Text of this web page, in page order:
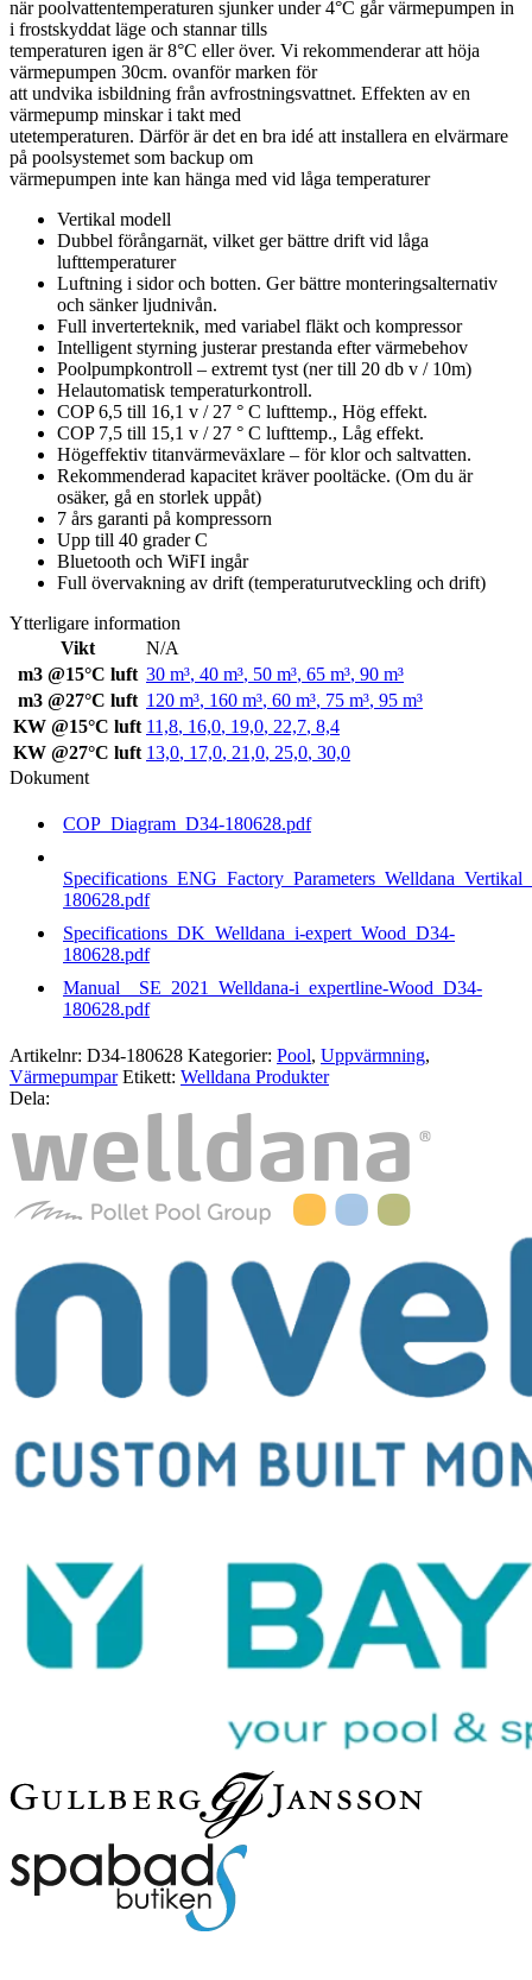
när poolvattentemperaturen sjunker under 4°C går värmepumpen in
i frostskyddat läge och stannar tills
temperaturen igen är 8°C eller över. Vi rekommenderar att höja
värmepumpen 30cm. ovanför marken för
att undvika isbildning från avfrostningsvattnet. Effekten av en
värmepump minskar i takt med
utetemperaturen. Därför är det en bra idé att installera en elvärmare
på poolsystemet som backup om
värmepumpen inte kan hänga med vid låga temperaturer
Vertikal modell
Dubbel förångarnät, vilket ger bättre drift vid låga
lufttemperaturer
Luftning i sidor och botten. Ger bättre monteringsalternativ
och sänker ljudnivån.
Full inverterteknik, med variabel fläkt och kompressor
Intelligent styrning justerar prestanda efter värmebehov
Poolpumpkontroll – extremt tyst (ner till 20 db v / 10m)
Helautomatisk temperaturkontroll.
COP 6,5 till 16,1 v / 27 ° C lufttemp., Hög effekt.
COP 7,5 till 15,1 v / 27 ° C lufttemp., Låg effekt.
Högeffektiv titanvärmeväxlare – för klor och saltvatten.
Rekommenderad kapacitet kräver pooltäcke. (Om du är
osäker, gå en storlek uppåt)
7 års garanti på kompressorn
Upp till 40 grader C
Bluetooth och WiFI ingår
Full övervakning av drift (temperaturutveckling och drift)
Ytterligare information
Vikt
N/A
m3 @15°C luft 30 m³, 40 m³, 50 m³, 65 m³, 90 m³
m3 @27°C luft 120 m³, 160 m³, 60 m³, 75 m³, 95 m³
KW @15°C luft 11,8, 16,0, 19,0, 22,7, 8,4
KW @27°C luft 13,0, 17,0, 21,0, 25,0, 30,0
Dokument
COP_Diagram_D34-180628.pdf
180628.pdf
Specifications_DK_Welldana_i-expert_Wood_D34-
180628.pdf
Manual__SE_2021_Welldana-i_expertline-Wood_D34-
180628.pdf
Artikelnr: D34-180628 Kategorier: Pool, Uppvärmning,
Värmepumpar Etikett: Welldana Produkter
Dela: